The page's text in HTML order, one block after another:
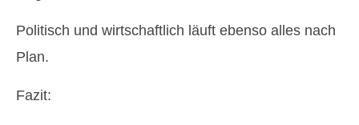
Politisch und wirtschaftlich läuft ebenso alles nach
Plan.
Fazit: